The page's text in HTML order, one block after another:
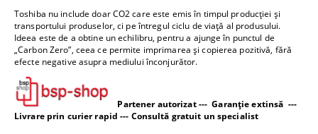
Toshiba nu include doar CO2 care este emis în timpul producției și
transportului produselor, ci pe întregul ciclu de viață al produsului.
Ideea este de a obtine un echilibru, pentru a ajunge în punctul de
„Carbon Zero”, ceea ce permite imprimarea și copierea pozitivă, fără
efecte negative asupra mediului înconjurător.
Partener autorizat --- Garanție extinsă ---
Livrare prin curier rapid --- Consultă gratuit un specialist